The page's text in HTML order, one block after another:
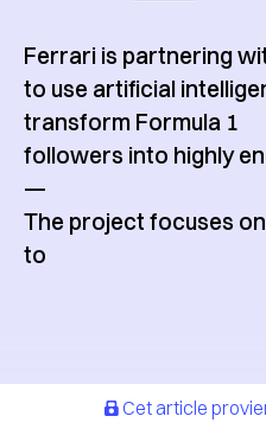
Ferrari is partnering
to use artificial
transform Formula 1
followers into highly
—
The project focuses
to
Cet article